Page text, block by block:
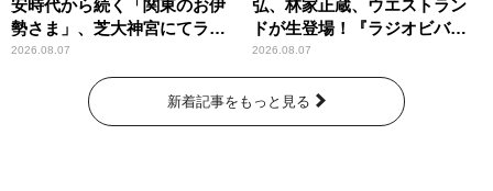
安時代から続く「関東のお伊
勢さま」、芝大神宮にてラン
パンプスが合格祈願！
2026.08.07
弘、林家正蔵、ウエストラン
ドが生登場！『ラジオビバリ
ー昼ズ』
2026.08.07
新着記事をもっと見る